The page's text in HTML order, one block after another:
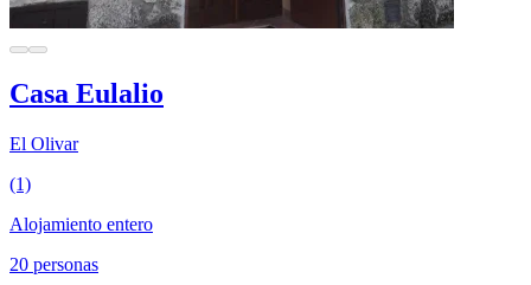
Casa Eulalio
El Olivar
(1)
Alojamiento entero
20 personas